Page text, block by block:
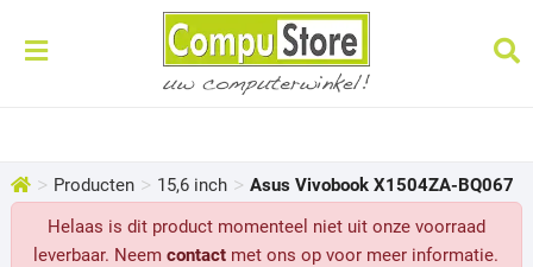
> Producten > 15,6 inch > Asus Vivobook X1504ZA-BQ067
Helaas is dit product momenteel niet uit onze voorraad
leverbaar. Neemcontact met ons op voor meer informatie.